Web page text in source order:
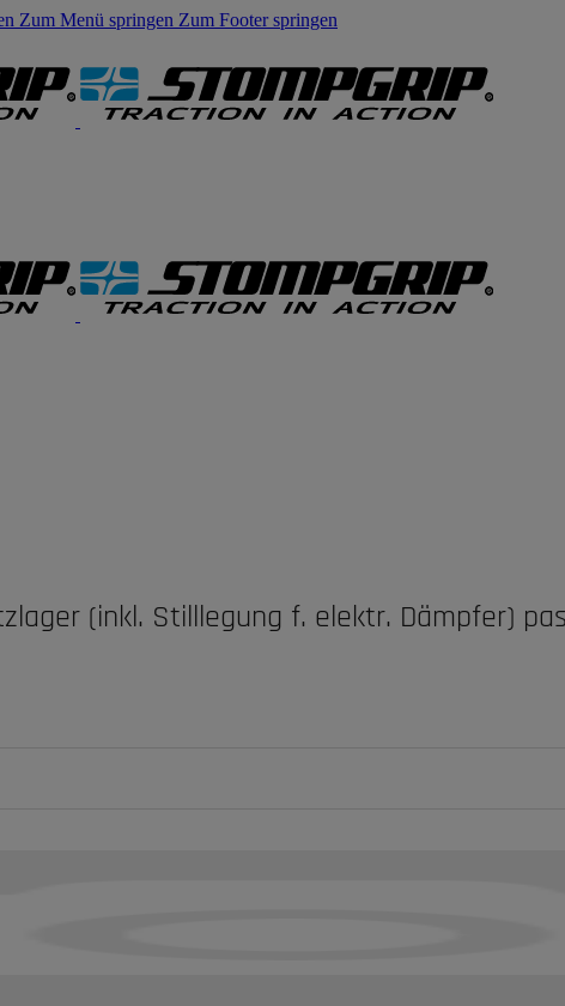
Zum Menü springen Zum Footer springen
(inkl. Stilllegung f. elektr. Dämpfer)